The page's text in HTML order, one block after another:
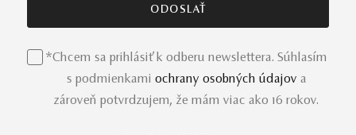
*Chcem sa prihlásiť k odberu newslettera. Súhlasím
s podmienkami ochrany osobných údajov a
zároveň potvrdzujem, že mám viac ako 16 rokov.